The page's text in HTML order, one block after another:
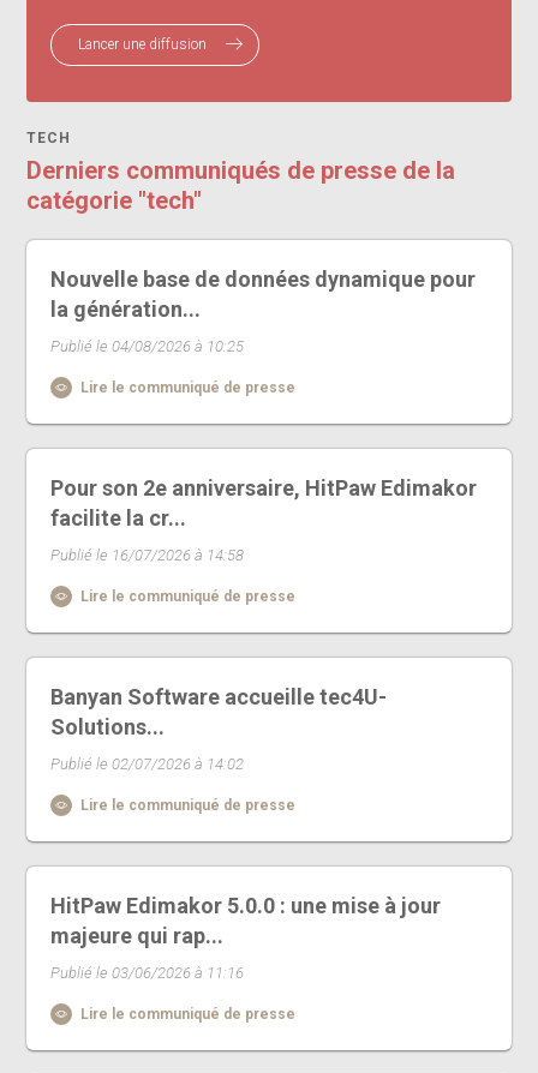
Lancer une diffusion
TECH
Derniers communiqués de presse de la
catégorie "tech"
Nouvelle base de données dynamique pour
la génération...
Publié le 04/08/2026 à 10:25
Lire le communiqué de presse
Pour son 2e anniversaire, HitPaw Edimakor
facilite la cr...
Publié le 16/07/2026 à 14:58
Lire le communiqué de presse
Banyan Software accueille tec4U-
Solutions...
Publié le 02/07/2026 à 14:02
Lire le communiqué de presse
HitPaw Edimakor 5.0.0 : une mise à jour
majeure qui rap...
Publié le 03/06/2026 à 11:16
Lire le communiqué de presse